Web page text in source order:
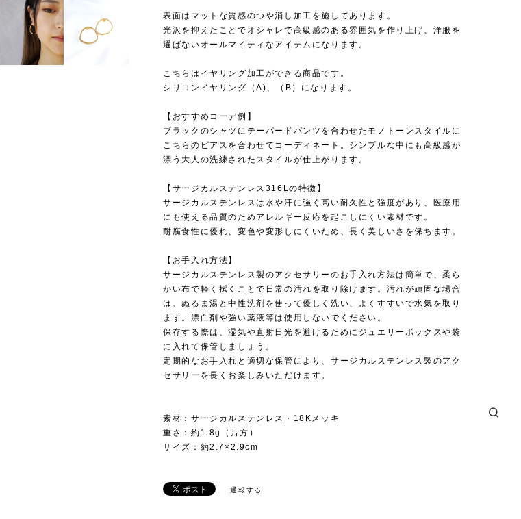
表面はマットな質感のつや消し加工を施してあります。
光沢を抑えたことでオシャレで高級感のある雰囲気を作り上げ、洋服を
選ばないオールマイティなアイテムになります。
こちらはイヤリング加工ができる商品です。
シリコンイヤリング（A)、（B）になります。
【おすすめコーデ例】
ブラックのシャツにテーパードパンツを合わせたモノトーンスタイルに
こちらのピアスを合わせてコーディネート。シンプルな中にも高級感が
漂う大人の洗練されたスタイルが仕上がります。
【サージカルステンレス316Lの特徴】
サージカルステンレスは水や汗に強く高い耐久性と強度があり、医療用
にも使える品質のためアレルギー反応を起こしにくい素材です。
耐腐食性に優れ、変色や変形しにくいため、長く美しいさを保ちます。
【お手入れ方法】
サージカルステンレス製のアクセサリーのお手入れ方法は簡単で、柔ら
かい布で軽く拭くことで日常の汚れを取り除けます。汚れが頑固な場合
は、ぬるま湯と中性洗剤を使って優しく洗い、よくすすいで水気を取り
ます。漂白剤や強い薬液等は使用しないでください。
保存する際は、湿気や直射日光を避けるためにジュエリーボックスや袋
に入れて保管しましょう。
定期的なお手入れと適切な保管により、サージカルステンレス製のアク
セサリーを長くお楽しみいただけます。
素材：サージカルステンレス・18Kメッキ
重さ：約1.8g（片方）
サイズ：約2.7×2.9cm
通報する